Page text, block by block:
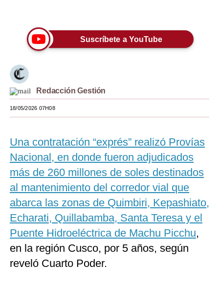
Lujo
Viajes
Moda
Estilos
Mundo
México
España
Internacional
Tecnología
Club del Suscriptor
G de Gestión
Suscríbete a YouTube
Redacción Gestión
18/05/2026 07H08
Una contratación “exprés” realizó Provías
Nacional, en donde fueron adjudicados
más de 260 millones de soles destinados
al mantenimiento del corredor vial que
abarca las zonas de Quimbiri, Kepashiato,
Echarati, Quillabamba, Santa Teresa y el
Puente Hidroeléctrica de Machu Picchu,
en la región Cusco, por 5 años, según
reveló Cuarto Poder.